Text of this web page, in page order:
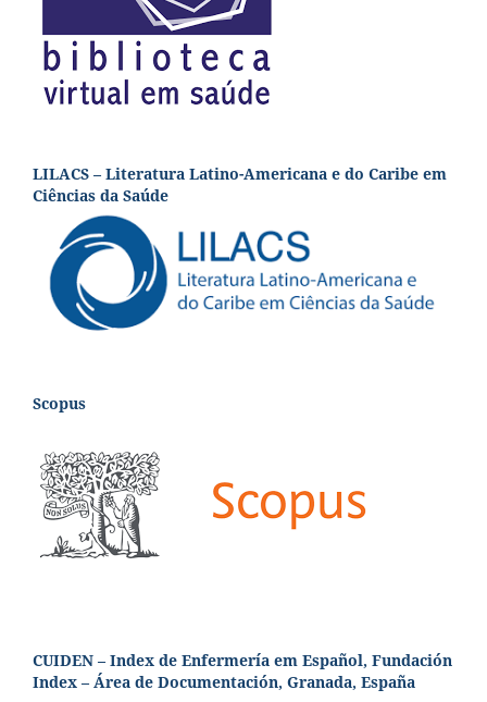
LILACS – Literatura Latino-Americana e do Caribe em
Ciências da Saúde
Scopus
CUIDEN – Index de Enfermería em Español, Fundación
Index – Área de Documentación, Granada, España